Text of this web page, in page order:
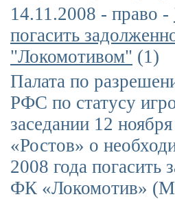
14.11.2008 - право -
погасить
"Локомотивом" (1)
Палата по
РФС по статусу
заседании 12
«Ростов» о
2008 года погасить
ФК «Локомотив»